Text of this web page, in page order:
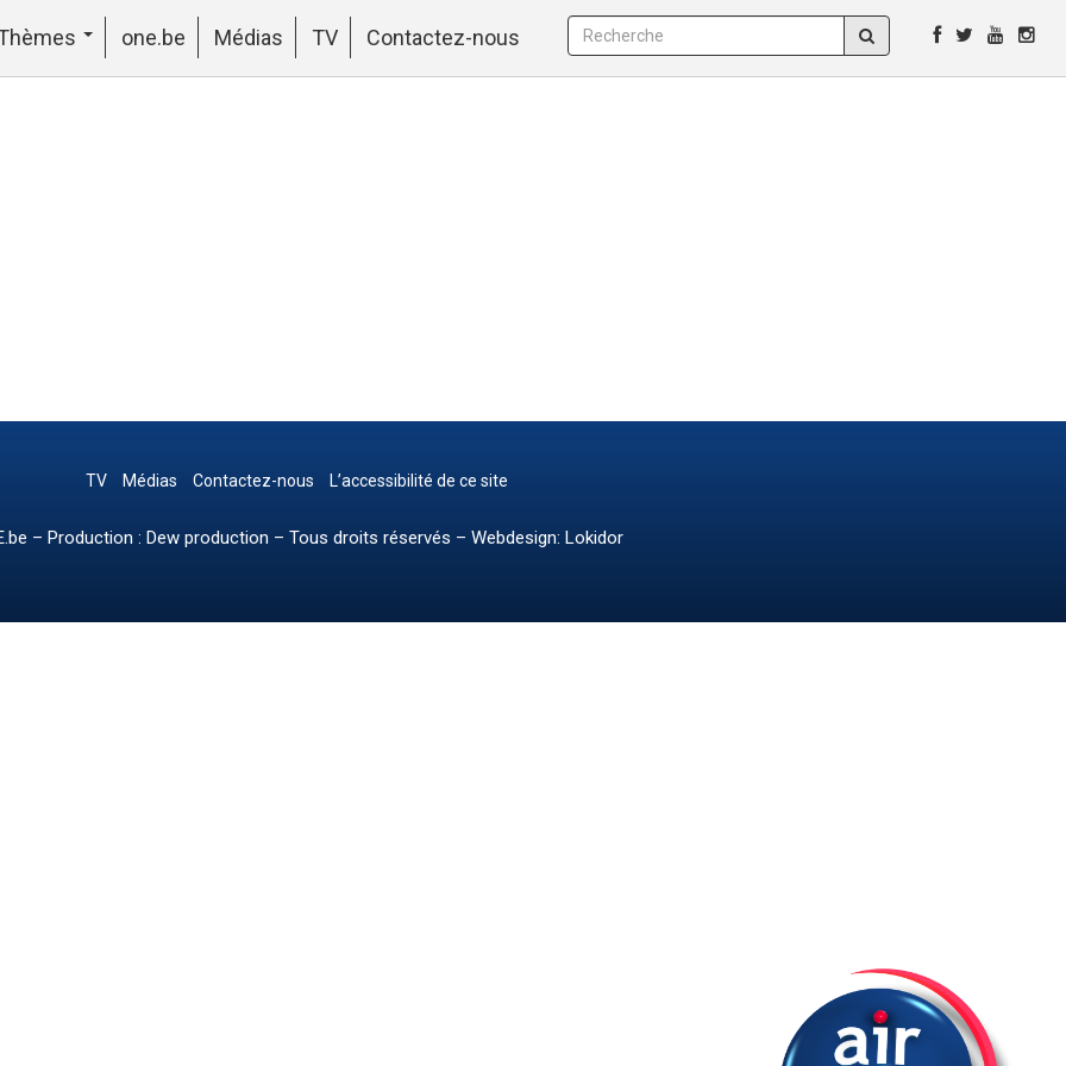
one.be Médias TV Contactez-nous
TV Médias Contactez-nous L’accessibilité de ce site
– Production : Dew production – Tous droits réservés – Webdesign: Lokidor